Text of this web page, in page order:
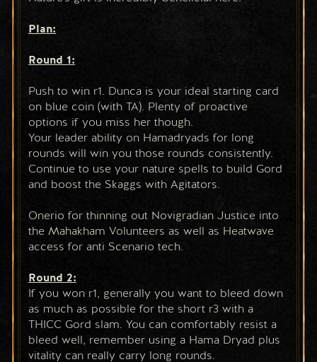
Plan:
Round 1:
Push to win r1. Dunca is your ideal starting card
on blue coin (with TA). Plenty of proactive
options if you miss her though.
Your leader ability on Hamadryads for long
rounds will win you those rounds consistently.
Continue to use your nature spells to build Gord
and boost the Skaggs with Agitators.
Onerio for thinning out Novigradian Justice into
the Mahakham Volunteers as well as Heatwave
Round 2:
If you won r1, generally you want to bleed down
as much as possible for the short r3 with a
THICC Gord slam. You can comfortably resist a
bleed well, remember using a Hama Dryad plus